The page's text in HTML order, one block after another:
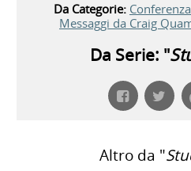
Da Categorie:
Messaggi da Craig
Da Serie: "
Altro da "